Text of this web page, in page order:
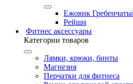
Ежовик
Рейши
Фитнес аксессуары
Категории товаров
Лямки, крюки, бинты
Магнезия
Перчатки для фитнеса